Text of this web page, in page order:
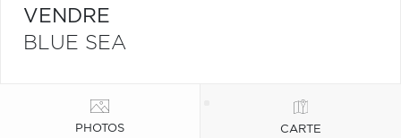
VENDRE
BLUE SEA
PHOTOS CARTE